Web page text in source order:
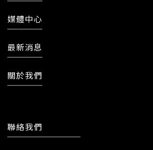
媒體中心
最新消息
關於我們
聯絡我們